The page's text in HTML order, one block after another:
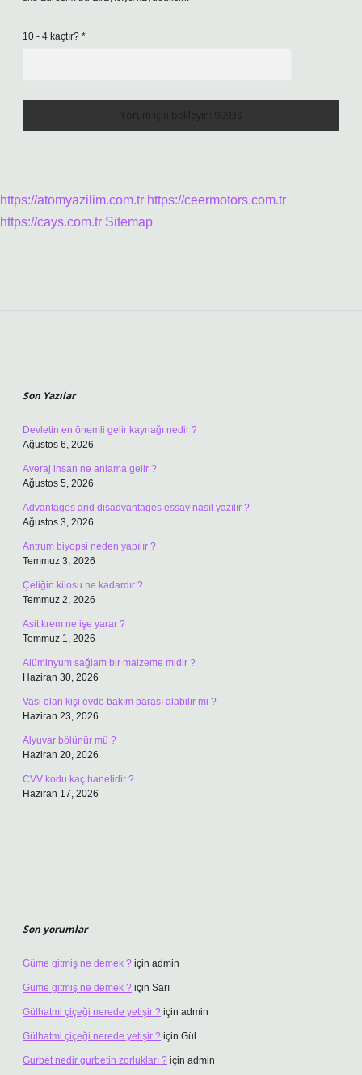
10 - 4 kaçtır? *
https://atomyazilim.com.tr https://ceermotors.com.tr
https://cays.com.tr Sitemap
Son Yazılar
Devletin en önemli gelir kaynağı nedir ?
Ağustos 6, 2026
Averaj insan ne anlama gelir ?
Ağustos 5, 2026
Advantages and disadvantages essay nasıl yazılır ?
Ağustos 3, 2026
Antrum biyopsi neden yapılır ?
Temmuz 3, 2026
Çeliğin kilosu ne kadardır ?
Temmuz 2, 2026
Asit krem ne işe yarar ?
Temmuz 1, 2026
Alüminyum sağlam bir malzeme midir ?
Haziran 30, 2026
Vasi olan kişi evde bakım parası alabilir mi ?
Haziran 23, 2026
Alyuvar bölünür mü ?
Haziran 20, 2026
CVV kodu kaç hanelidir ?
Haziran 17, 2026
Son yorumlar
Güme gitmiş ne demek ? için admin
Güme gitmiş ne demek ? için Sarı
Gülhatmi çiçeği nerede yetişir ? için admin
Gülhatmi çiçeği nerede yetişir ? için Gül
Gurbet nedir gurbetin zorlukları ? için admin